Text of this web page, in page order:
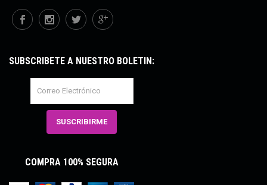
SUBSCRÍBETE A NUESTRO BOLETÍN:
COMPRA 100% SEGURA